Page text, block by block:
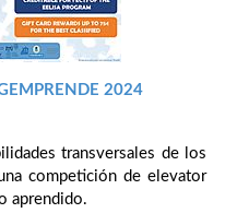
2024
transversales de los
competición de elevator
aprendido.